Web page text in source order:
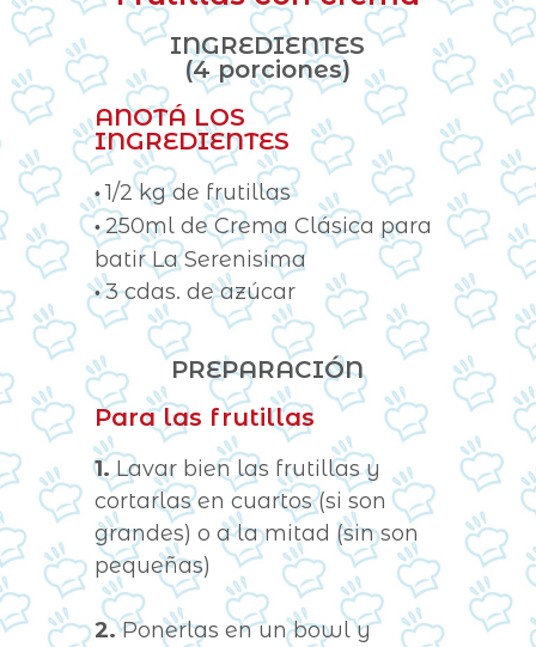
INGREDIENTES
(4 porciones)
ANOTÁ LOS
INGREDIENTES
• 1/2 kg de frutillas
•250ml de Crema Clásica para
batir La Serenisima
•3 cdas. de azúcar
PREPARACIÓN
Para las frutillas
1.Lavar bien las frutillas y
cortarlas en cuartos (si son
grandes) o a la mitad (sin son
pequeñas)
2.Ponerlas en un bowl y